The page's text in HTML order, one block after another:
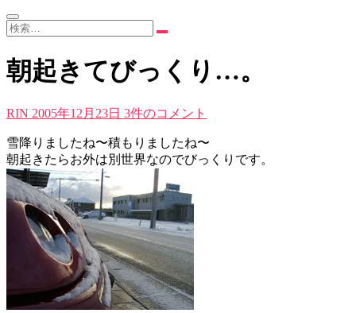
検
朝起きてびっくり…。
RIN 2005年12月23日 3件のコメント
雪降りましたね〜積もりましたね〜
朝起きたらお外は別世界なのでびっくりです。